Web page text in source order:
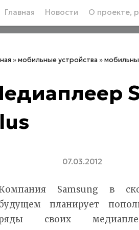
Главная Новости О проекте,
»мобильные устройства »
07.03.2012
Samsung в
планирует
своих